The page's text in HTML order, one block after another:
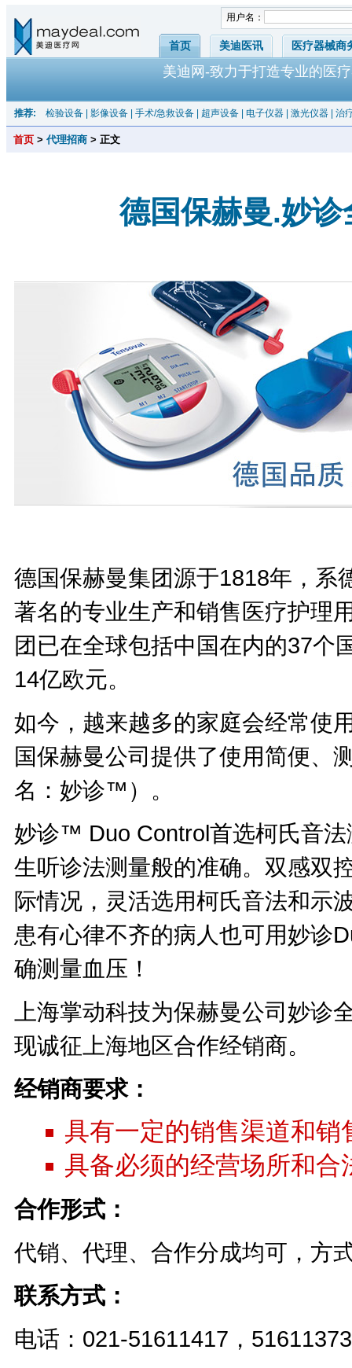
用户名：
首页 美迪医讯 医疗器械商
美迪网-致力于打造专业的医
推荐: 检验设备 影像设备 手术/急救设备 超声设备 电子仪器 激光仪器 治
首页 > 代理招商 > 正文
德国保赫曼.妙
德国保赫曼集团源于1818年，系
著名的专业生产和销售医疗护理
团已在全球包括中国在内的37个
14亿欧元。
如今，越来越多的家庭会经常使
国保赫曼公司提供了使用简便、
名：妙诊™）。
妙诊™ Duo Control首选柯氏音
生听诊法测量般的准确。双感双
际情况，灵活选用柯氏音法和示
患有心律不齐的病人也可用妙诊
确测量血压！
上海掌动科技为保赫曼公司妙
现诚征上海地区合作经销商。
经销商要求：
具有一定的销售渠道和销
具备必须的经营场所和合
合作形式：
代销、代理、合作分成均可，方
联系方式：
电话：021-51611417，